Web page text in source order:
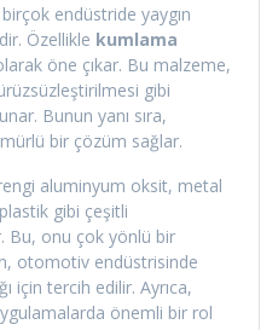
endüstride yaygın
Özellikle kumlama
öne çıkar. Bu malzeme,
gibi
Bunun yanı sıra,
bir çözüm sağlar.
aluminyum oksit, metal
gibi çeşitli
Bu, onu çok yönlü bir
otomotiv endüstrisinde
için tercih edilir. Ayrıca,
önemli bir rol